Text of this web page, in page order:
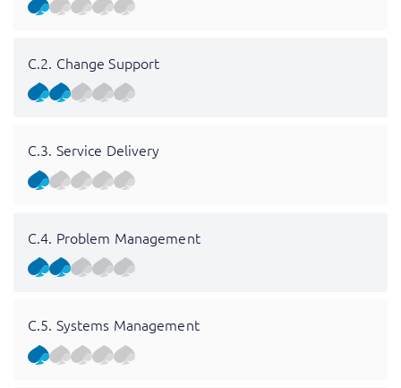
C.2. Change Support
C.3. Service Delivery
C.4. Problem Management
C.5. Systems Management